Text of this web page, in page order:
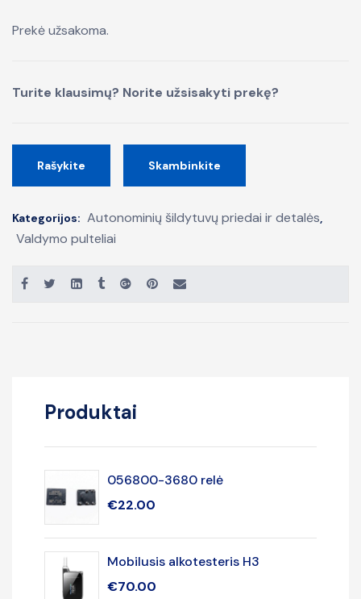
Prekė užsakoma.
Turite klausimų? Norite užsisakyti prekę?
Rašykite Skambinkite
Kategorijos: Autonominių šildytuvų priedai ir detalės,
Valdymo pulteliai
Produktai
056800-3680 relė
€22.00
Mobilusis alkotesteris H3
€70.00